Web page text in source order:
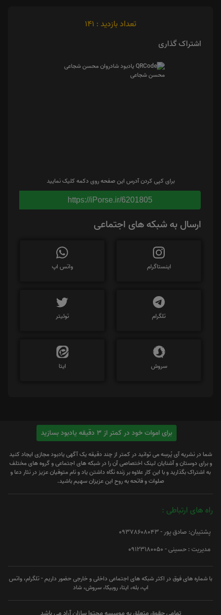
تعداد بازدید : 141
اشتراک گذاری
برای کپی کردن آدرس این صفحه روی دکمه کلیک نمایید
https://iPorse.ir/6201805
ارسال به شبکه های اجتماعی
اینستاگرام واتس اپ
تلگرام توئیتر
سروش ایتا
برای اموات خود در کمتر از 3 دقیقه یادبود بسازید
شما در نشریه آی پُرسِه می توانید در کمتر از چند دقیقه یک آگهی یادبود مجازی ایجاد کنید
و برای دوستان و آشنایان لینک اختصاصی آن را در شبکه های اجتماعی و گروه های مختلف
به اشتراک بگذارید و با این کار علاوه بر زنده نگاه داشتن یاد و نام متوفیان عزیز در نثار دعا و
صلوات و فاتحه به روح این عزیزان سهیم باشید.
راه های ارتباطی :
پشتیبان: صادق پور - 09378608043
مدیریت : حسینی - 09123180050
با شماره های فوق در اکثر شبکه های اجتماعی داخلی و خارجی حضور داریم - تلگرام، واتس
اپ، بله، ایتا، روبیکا، سروش، شاد